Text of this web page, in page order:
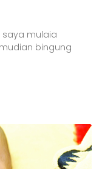
saya mulaia
bingung